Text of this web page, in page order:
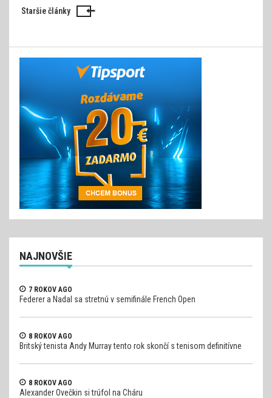
Navigácia
článkoch
Staršie články
NAJNOVŠIE
7 ROKOV AGO
Federer a Nadal sa stretnú v semifinále French Open
8 ROKOV AGO
Britský tenista Andy Murray tento rok skončí s tenisom definitívne
8 ROKOV AGO
Alexander Ovečkin si trúfol na Cháru